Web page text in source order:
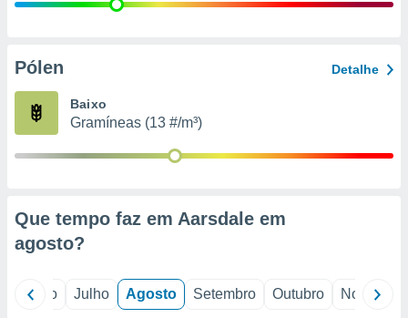
e
de
Pólen Detalhe
Baixo
Gramíneas (13 #/m³)
Que tempo faz em Aarsdale em
agosto?
Junho Julho Agosto Setembro Outubro Novembro